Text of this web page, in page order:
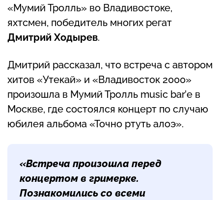
«Мумий Тролль» во Владивостоке,
яхтсмен, победитель многих регат
Дмитрий Ходырев.
Дмитрий рассказал, что встреча с автором
хитов «Утекай» и «Владивосток 2000»
произошла в Мумий Тролль music bar’е в
Москве, где состоялся концерт по случаю
юбилея альбома «Точно ртуть алоэ».
«Встреча произошла перед
концертом в гримерке.
Познакомились со всеми